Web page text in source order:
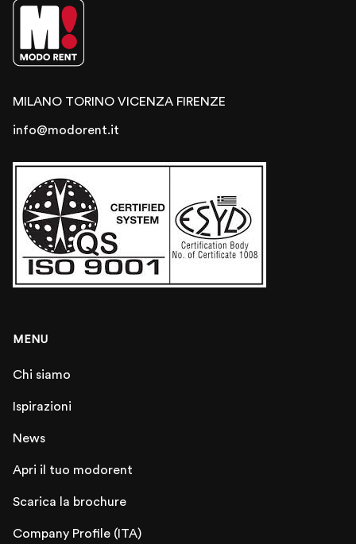
MILANO TORINO VICENZA FIRENZE
info@modorent.it
MENU
Chi siamo
Ispirazioni
News
Apri il tuo modorent
Scarica la brochure
Company Profile (ITA)